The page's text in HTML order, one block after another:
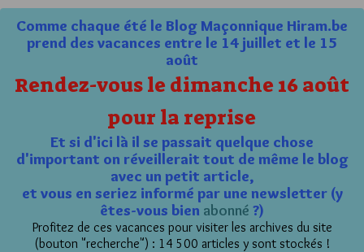
Comme chaque été le Blog Maçonnique Hiram.be
prend des vacances entre le 14 juillet et le 15
août
Rendez-vous le dimanche 16 août
pour la reprise
Et si d'ici là il se passait quelque chose
d'important on réveillerait tout de même le blog
avec un petit article,
et vous en seriez informé par une newsletter (y
êtes-vous bien abonné ?)
Profitez de ces vacances pour visiter les archives du site
(bouton "recherche") : 14 500 articles y sont stockés !